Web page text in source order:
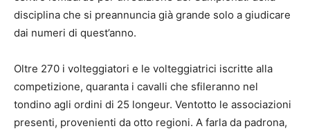
disciplina che si preannuncia già grande solo a giudicare
dai numeri di quest’anno.
Oltre 270 i volteggiatori e le volteggiatrici iscritte alla
competizione, quaranta i cavalli che sfileranno nel
tondino agli ordini di 25 longeur. Ventotto le associazioni
presenti, provenienti da otto regioni. A farla da padrona,